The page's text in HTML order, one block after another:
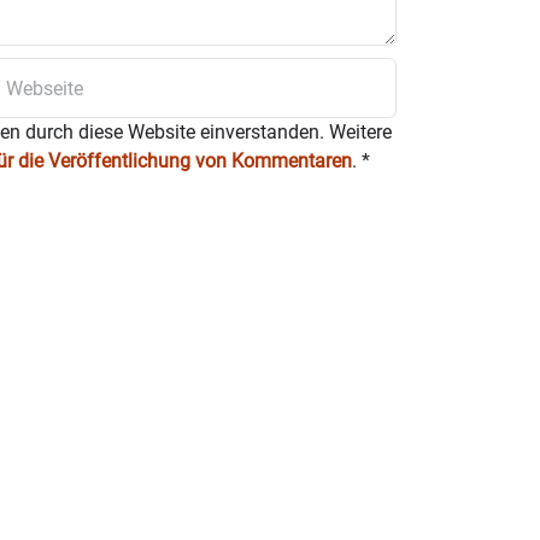
durch diese Website einverstanden. Weitere
die Veröffentlichung von Kommentaren. *